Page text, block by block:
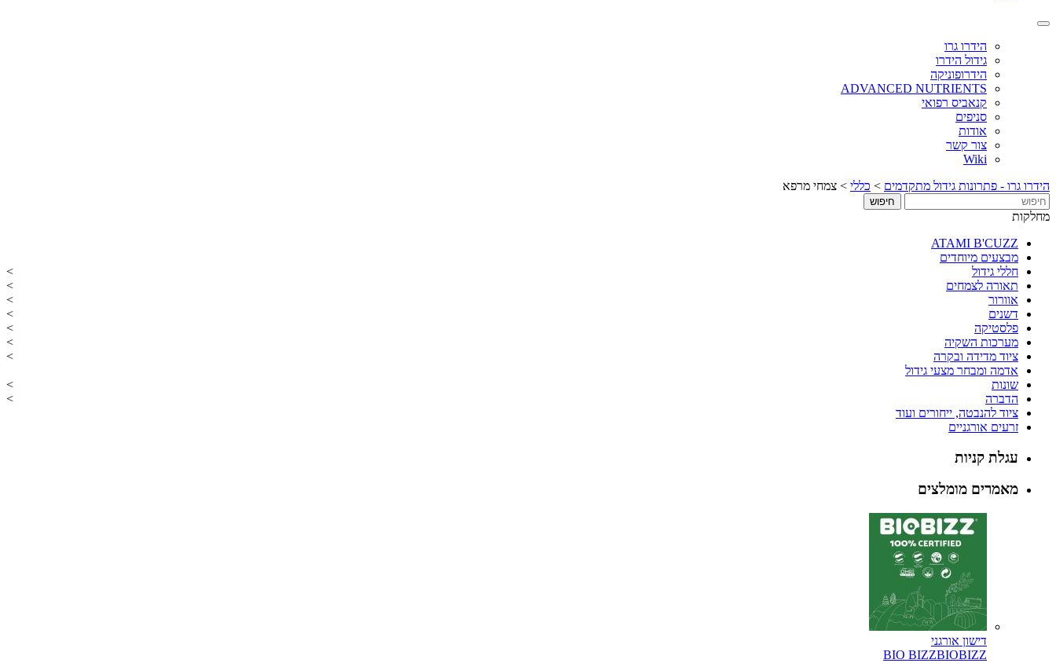
Toggle
הידרו גרו
גידול הידרו
הידרופוניקה
ADVANCED NUTRIENTS
קנאביס רפואי
סניפים
אודות
צור קשר
Wiki
הידרו גרו - פתרונות גידול מתקדמים > כללי > צמחי מרפא
מחלקות
ATAMI B'CUZZ
מבצעים מיוחדים
חללי גידול
תאורה לצמחים
אוורור
דשנים
פלסטיקה
מערכות השקיה
ציוד מדידה ובקרה
אדמה ומבחר מצעי גידול
שונות
הדברה
ציוד להנבטה, ייחורים ועוד
זרעים אורגניים
עגלת קניות
מאמרים מומלצים
דישון אורגני
BIO BIZZBIOBIZZ